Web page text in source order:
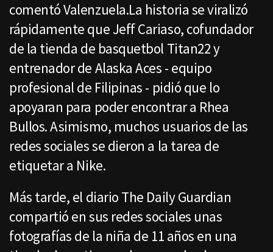
comentó Valenzuela.La historia se viralizó
rápidamente que Jeff Cariaso, cofundador
de la tienda de basquetbol Titan22 y
entrenador de Alaska Aces - equipo
profesional de Filipinas - pidió que lo
apoyaran para poder encontrar a Rhea
Bullos. Asimismo, muchos usuarios de las
redes sociales se dieron a la tarea de
etiquetar a Nike.
Más tarde, el diario The Daily Guardian
compartió en sus redes sociales unas
fotografías de la niña de 11 años en una